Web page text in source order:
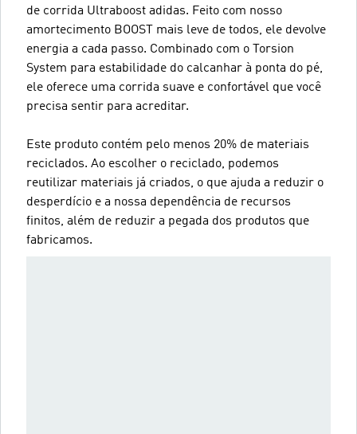
de corrida Ultraboost adidas. Feito com nosso
amortecimento BOOST mais leve de todos, ele devolve
energia a cada passo. Combinado com o Torsion
System para estabilidade do calcanhar à ponta do pé,
ele oferece uma corrida suave e confortável que você
precisa sentir para acreditar.
Este produto contém pelo menos 20% de materiais
reciclados. Ao escolher o reciclado, podemos
reutilizar materiais já criados, o que ajuda a reduzir o
desperdício e a nossa dependência de recursos
finitos, além de reduzir a pegada dos produtos que
fabricamos.